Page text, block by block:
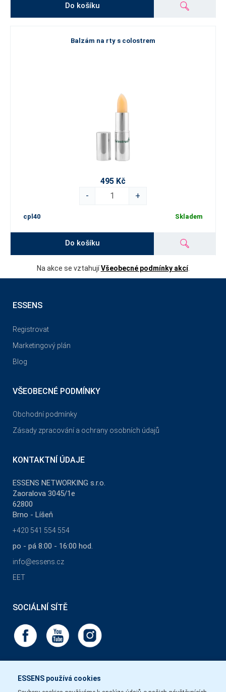
Do košíku
Balzám na rty s colostrem
495 Kč
-
+
cpl40 Skladem
Do košíku
Na akce se vztahujíVšeobecné podmínky akcí.
ESSENS používá cookies
ESSENS
Registrovat
Marketingový plán
Blog
VŠEOBECNÉ PODMÍNKY
Obchodní podmínky
Zásady zpracování a ochrany osobních údajů
KONTAKTNÍ ÚDAJE
ESSENS NETWORKING s.r.o.
Zaoralova 3045/1e
62800
Brno - Líšeň
+420 541 554 554
po - pá 8:00 - 16:00 hod.
info@essens.cz
EET
SOCIÁLNÍ SÍTĚ